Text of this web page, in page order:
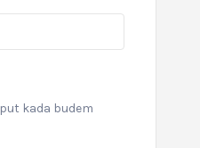
kada budem